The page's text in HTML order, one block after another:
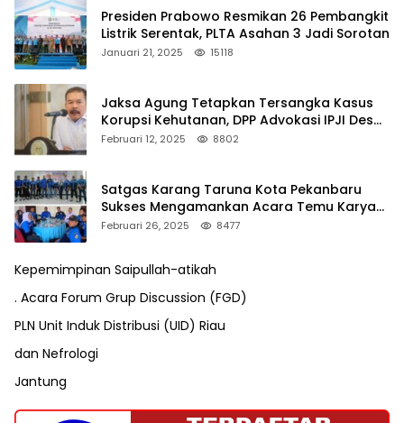
Presiden Prabowo Resmikan 26 Pembangkit
Listrik Serentak, PLTA Asahan 3 Jadi Sorotan
Januari 21, 2025 15118
Jaksa Agung Tetapkan Tersangka Kasus
Korupsi Kehutanan, DPP Advokasi IPJI Desak
Pengusutan Pajak RAPP
Februari 12, 2025 8802
Satgas Karang Taruna Kota Pekanbaru
Sukses Mengamankan Acara Temu Karya
VII Karang Taruna Pekanbaru
Februari 26, 2025 8477
Kepemimpinan Saipullah-atikah
. Acara Forum Grup Discussion (FGD)
PLN Unit Induk Distribusi (UID) Riau
dan Nefrologi
Jantung